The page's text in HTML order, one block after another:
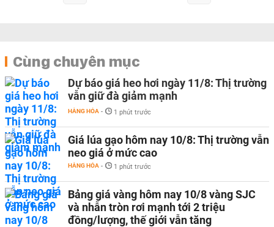
Cùng chuyên mục
Dự báo giá heo hơi ngày 11/8: Thị trường
vẫn giữ đà giảm mạnh
HÀNG HÓA - 1 phút trước
Giá lúa gạo hôm nay 10/8: Thị trường vẫn
neo giá ở mức cao
HÀNG HÓA - 1 phút trước
Bảng giá vàng hôm nay 10/8 vàng SJC
và nhẫn tròn rơi mạnh tới 2 triệu
đồng/lượng, thế giới vẫn tăng